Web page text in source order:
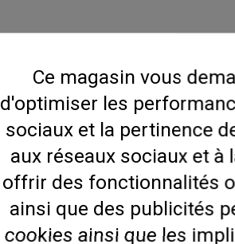
Ce magasin vous
d'optimiser les
sociaux et la pertinence
aux réseaux sociaux et
offrir des fonctionnalités
ainsi que des publicités
cookies ainsi que les